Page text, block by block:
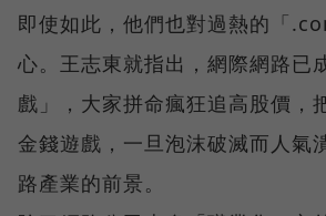
即使如此，他們也對過熱的「
心。王志東就指出，網際網路已
戲」，大家拼命瘋狂追高股價，
金錢遊戲，一旦泡沫破滅而人氣
路產業的前景。